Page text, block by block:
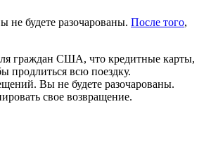
будете разочарованы. После того,
граждан США, что кредитные карты,
всю поездку.
Вы не будете разочарованы.
свое возвращение.